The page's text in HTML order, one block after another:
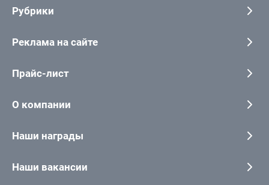
Рубрики
Реклама на сайте
Прайс-лист
О компании
Наши награды
Наши вакансии